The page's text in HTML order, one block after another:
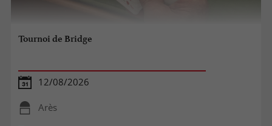
Tournoi de Bridge
12/08/2026
Arès